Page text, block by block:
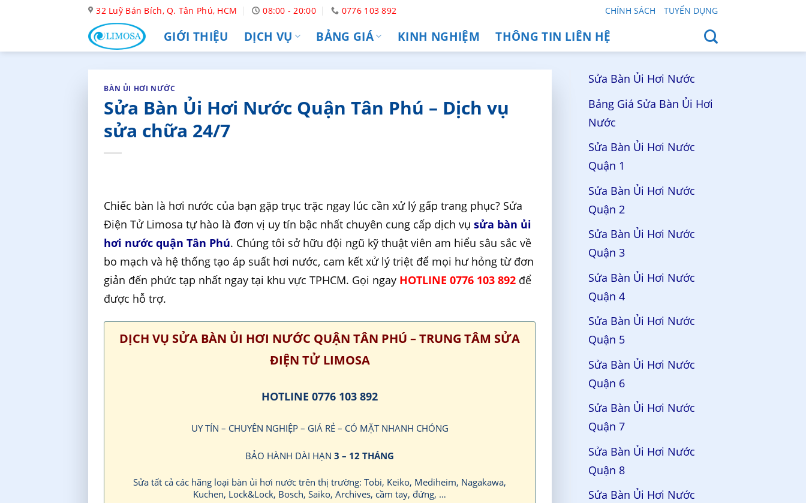
32 Luỹ Bán Bích, Q. Tân Phú, HCM 08:00 - 20:00 0776 103 892 CHÍNH SÁCH TUYỂN DỤNG
GIỚI THIỆU DỊCH VỤ BẢNG GIÁ KINH NGHIỆM THÔNG TIN LIÊN HỆ
BÀN ỦI HƠI NƯỚC
Sửa Bàn Ủi Hơi Nước Quận Tân Phú – Dịch vụ
sửa chữa 24/7
Chiếc bàn là hơi nước của bạn gặp trục trặc ngay lúc cần xử lý gấp trang phục? Sửa
Điện Tử Limosa tự hào là đơn vị uy tín bậc nhất chuyên cung cấp dịch vụsửa bàn ủi
hơi nước quận Tân Phú. Chúng tôi sở hữu đội ngũ kỹ thuật viên am hiểu sâu sắc về
bo mạch và hệ thống tạo áp suất hơi nước, cam kết xử lý triệt để mọi hư hỏng từ đơn
giản đến phức tạp nhất ngay tại khu vực TPHCM. Gọi ngay HOTLINE 0776 103 892 để
được hỗ trợ.
DỊCH VỤ SỬA BÀN ỦI HƠI NƯỚC QUẬN TÂN PHÚ – TRUNG TÂM SỬA
ĐIỆN TỬ LIMOSA
HOTLINE 0776 103 892
UY TÍN – CHUYÊN NGHIỆP – GIÁ RẺ – CÓ MẶT NHANH CHÓNG
BẢO HÀNH DÀI HẠN3 – 12 THÁNG
Sửa tất cả các hãng loại bàn ủi hơi nước trên thị trường: Tobi, Keiko, Mediheim, Nagakawa,
Kuchen, Lock&Lock, Bosch, Saiko, Archives, cầm tay, đứng, …
Sửa Bàn Ủi Hơi Nước
Bảng Giá Sửa Bàn Ủi Hơi
Nước
Sửa Bàn Ủi Hơi Nước
Quận 1
Sửa Bàn Ủi Hơi Nước
Quận 2
Sửa Bàn Ủi Hơi Nước
Quận 3
Sửa Bàn Ủi Hơi Nước
Quận 4
Sửa Bàn Ủi Hơi Nước
Quận 5
Sửa Bàn Ủi Hơi Nước
Quận 6
Sửa Bàn Ủi Hơi Nước
Quận 7
Sửa Bàn Ủi Hơi Nước
Quận 8
Sửa Bàn Ủi Hơi Nước